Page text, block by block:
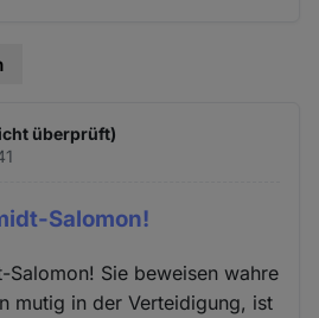
überprüft)
Salomon!
Salomon! Sie beweisen wahre
mutig in der Verteidigung, ist